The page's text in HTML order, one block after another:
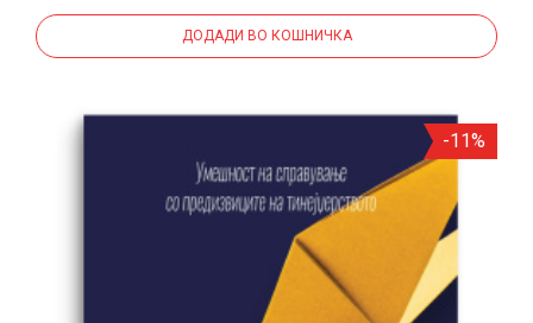
ДОДАДИ ВО КОШНИЧКА
-11%